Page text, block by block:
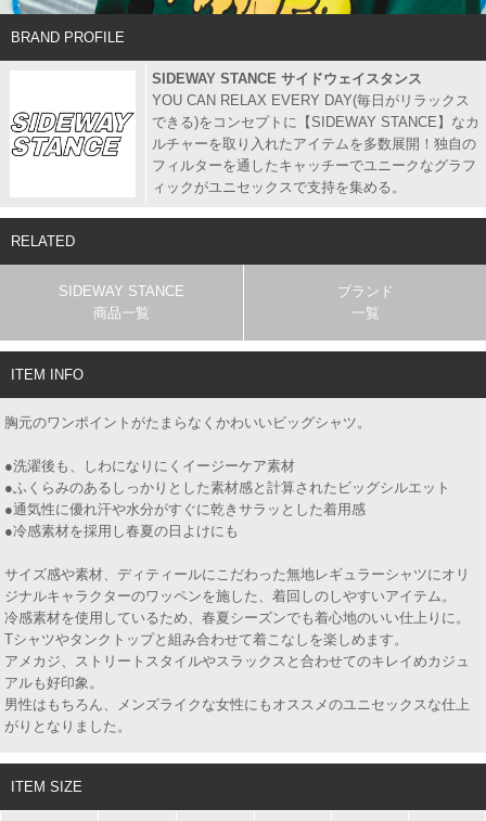
BRAND PROFILE
SIDEWAY STANCE サイドウェイスタンス
YOU CAN RELAX EVERY DAY(毎日がリラックス
できる)をコンセプトに【SIDEWAY STANCE】なカ
ルチャーを取り入れたアイテムを多数展開！独自の
フィルターを通したキャッチーでユニークなグラフ
ィックがユニセックスで支持を集める。
RELATED
SIDEWAY STANCE
商品一覧
ブランド
一覧
ITEM INFO
胸元のワンポイントがたまらなくかわいいビッグシャツ。
●洗濯後も、しわになりにくイージーケア素材
●ふくらみのあるしっかりとした素材感と計算されたビッグシルエット
●通気性に優れ汗や水分がすぐに乾きサラッとした着用感
●冷感素材を採用し春夏の日よけにも
サイズ感や素材、ディティールにこだわった無地レギュラーシャツにオリ
ジナルキャラクターのワッペンを施した、着回しのしやすいアイテム。
冷感素材を使用しているため、春夏シーズンでも着心地のいい仕上りに。
Tシャツやタンクトップと組み合わせて着こなしを楽しめます。
アメカジ、ストリートスタイルやスラックスと合わせてのキレイめカジュ
アルも好印象。
男性はもちろん、メンズライクな女性にもオススメのユニセックスな仕上
がりとなりました。
ITEM SIZE